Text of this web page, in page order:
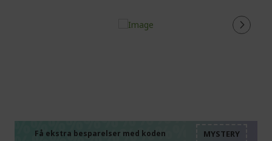
Få ekstra besparelser med koden